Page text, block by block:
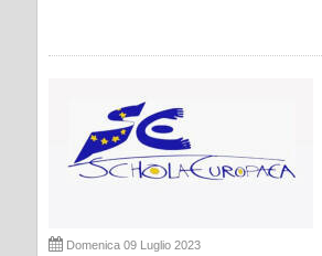
Domenica 09 Luglio 2023